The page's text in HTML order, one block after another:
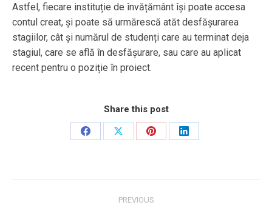
Astfel, fiecare instituție de învățământ își poate accesa
contul creat, și poate să urmărescă atăt desfășurarea
stagiilor, cât și numărul de studenți care au terminat deja
stagiul, care se află în desfășurare, sau care au aplicat
recent pentru o poziție în proiect.
Share this post
Share
Share
Share
Share
PREVIOUS